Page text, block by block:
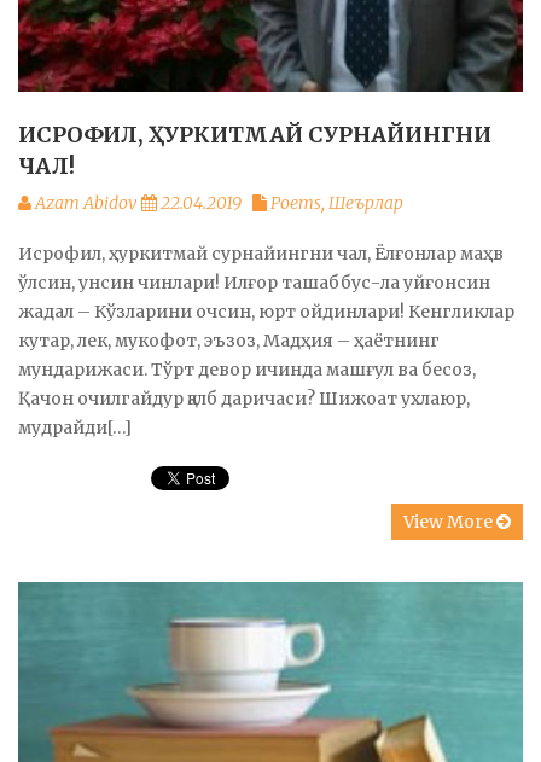
ИСРОФИЛ, ҲУРКИТМАЙ СУРНАЙИНГНИ
ЧАЛ!
Azam Abidov 22.04.2019 Poems, Шеърлар
Исрофил, ҳуркитмай сурнайингни чал, Ёлғонлар маҳв
ўлсин, унсин чинлари! Илғор ташаббус-ла уйғонсин
жадал – Кўзларини очсин, юрт ойдинлари! Кенгликлар
кутар, лек, мукофот, эъзоз, Мадҳия – ҳаётнинг
мундарижаси. Тўрт девор ичинда машғул ва бесоз,
Қачон очилгайдур қалб даричаси? Шижоат ухлаюр,
мудрайди[…]
View More